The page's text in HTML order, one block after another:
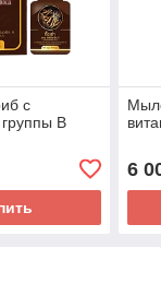
с
В
6